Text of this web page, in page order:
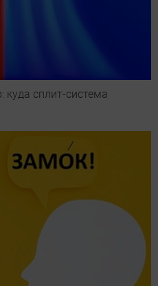
куда сплит-система